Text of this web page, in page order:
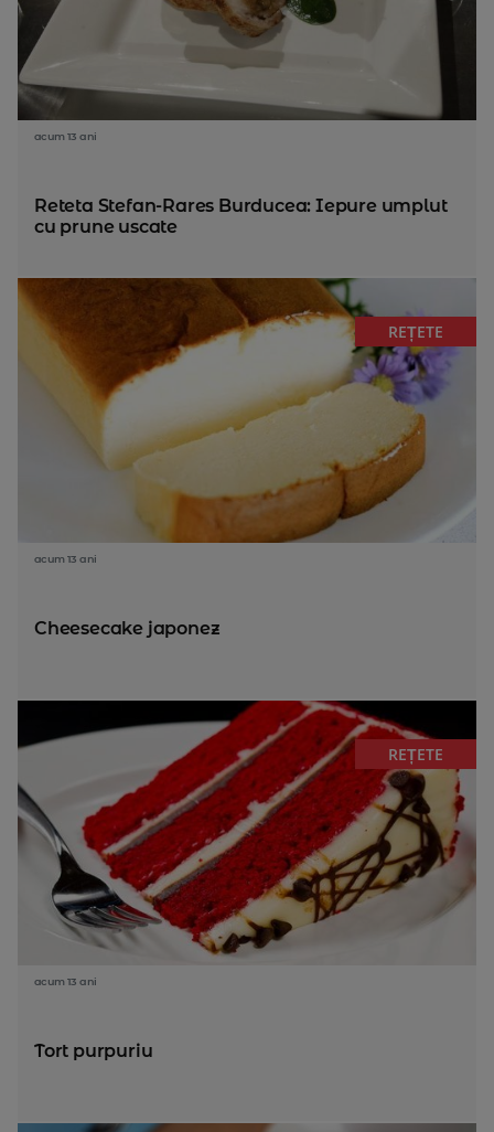
acum 13 ani
Reteta Stefan-Rares Burducea: Iepure umplut
cu prune uscate
REȚETE
acum 13 ani
Cheesecake japonez
REȚETE
acum 13 ani
Tort purpuriu